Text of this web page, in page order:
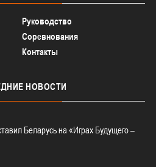
Руководство
Соревнования
Контакты
НОВОСТИ
Беларусь на «Играх Будущего –